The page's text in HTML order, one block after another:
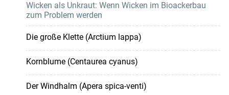
Wicken als Unkraut: Wenn Wicken im Bioackerbau
zum Problem werden
Die große Klette (Arctium lappa)
Kornblume (Centaurea cyanus)
Der Windhalm (Apera spica-venti)